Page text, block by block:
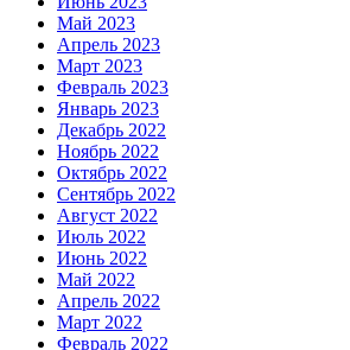
Май 2023
Апрель 2023
Март 2023
Февраль 2023
Январь 2023
Декабрь 2022
Ноябрь 2022
Октябрь 2022
Сентябрь 2022
Август 2022
Июль 2022
Июнь 2022
Май 2022
Апрель 2022
Март 2022
Февраль 2022